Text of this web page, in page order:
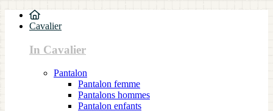
Cavalier
In Cavalier
Pantalon
Pantalon femme
Pantalons hommes
Pantalon enfants